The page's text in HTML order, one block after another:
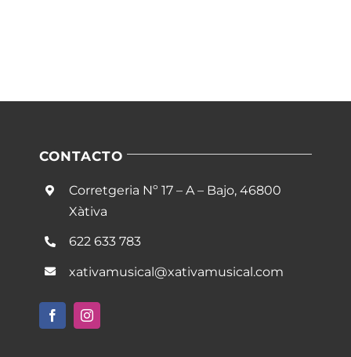
CONTACTO
Corretgeria Nº 17 – A – Bajo, 46800
Xàtiva
622 633 783
xativamusical@xativamusical.com